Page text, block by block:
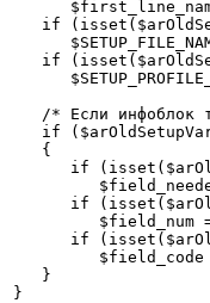
if
if
/* Если инфоблок
if
{
if
$field_needed =
if
$field_num =
if
$field_code =
}
}